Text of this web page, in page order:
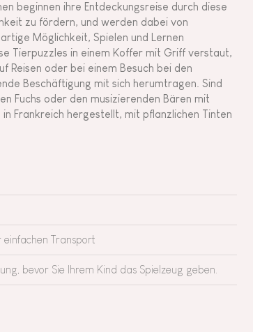
beginnen ihre Entdeckungsreise durch diese
zu fördern, und werden dabei von
Möglichkeit, Spielen und Lernen
Tierpuzzles in einem Koffer mit Griff verstaut,
Reisen oder bei einem Besuch bei den
Beschäftigung mit sich herumtragen. Sind
Fuchs oder den musizierenden Bären mit
Frankreich hergestellt, mit pflanzlichen Tinten
einfachen Transport
bevor Sie Ihrem Kind das Spielzeug geben.